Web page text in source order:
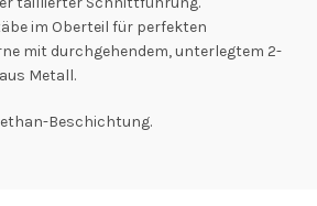
im Oberteil für perfekten
mit durchgehendem, unterlegtem 2-
Metall.
Beschichtung.